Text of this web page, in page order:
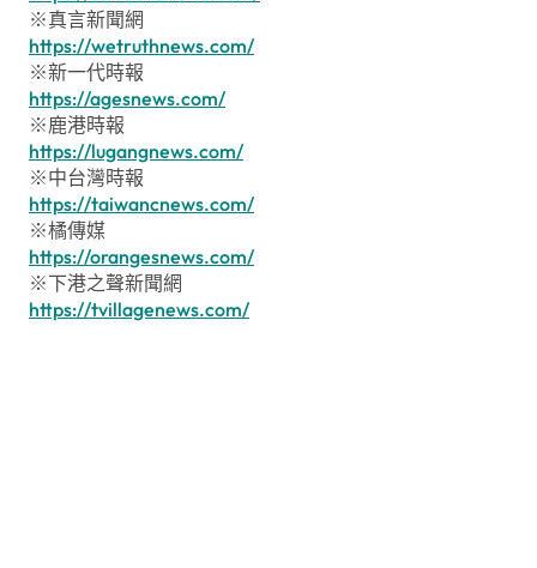
※真言新聞網
https://wetruthnews.com/
※新一代時報
https://agesnews.com/
※鹿港時報
https://lugangnews.com/
※中台灣時報
https://taiwancnews.com/
※橘傳媒
https://orangesnews.com/
※下港之聲新聞網
https://tvillagenews.com/